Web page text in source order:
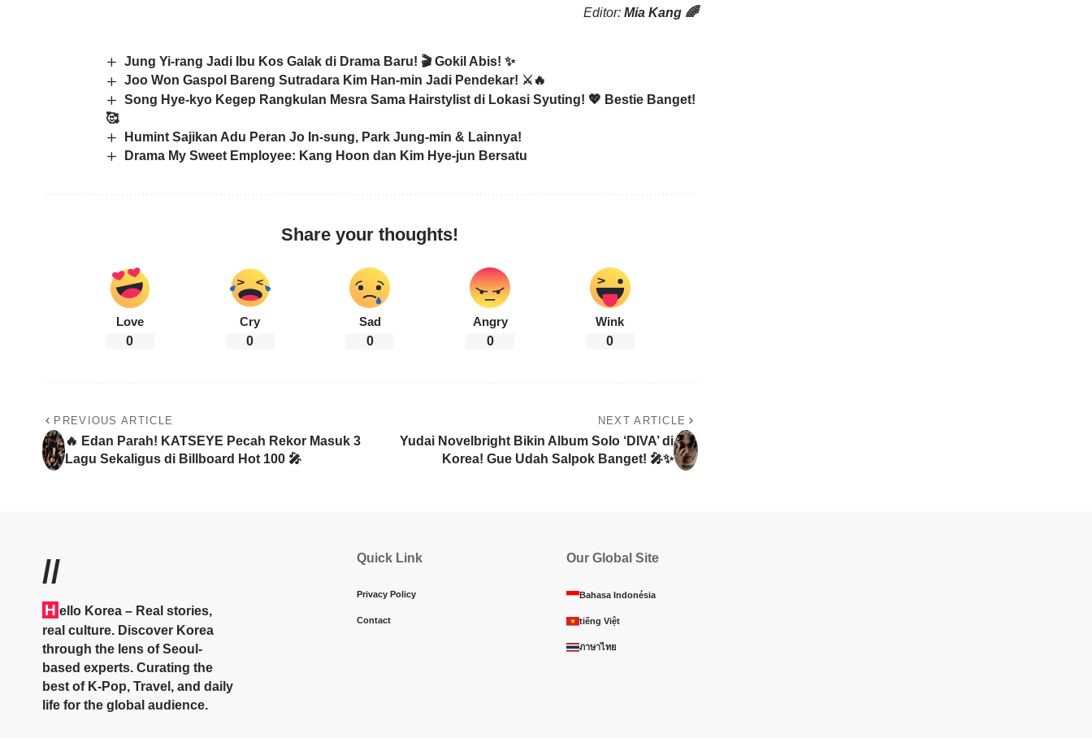
Editor: Mia Kang 🌈
Jung Yi-rang Jadi Ibu Kos Galak di Drama Baru! 🎬 Gokil Abis! ✨
Joo Won Gaspol Bareng Sutradara Kim Han-min Jadi Pendekar! ⚔️🔥
Song Hye-kyo Kegep Rangkulan Mesra Sama Hairstylist di Lokasi Syuting! 💖 Bestie Banget!
🥰
Humint Sajikan Adu Peran Jo In-sung, Park Jung-min & Lainnya!
Drama My Sweet Employee: Kang Hoon dan Kim Hye-jun Bersatu
Share your thoughts!
Love
0
Cry
0
Sad
0
Angry
0
Wink
0
PREVIOUS ARTICLE
🔥 Edan Parah! KATSEYE Pecah Rekor Masuk 3
Lagu Sekaligus di Billboard Hot 100 🎤
NEXT ARTICLE
Yudai Novelbright Bikin Album Solo ‘DIVA’ di
Korea! Gue Udah Salpok Banget! 🎤✨
//
H ello Korea – Real stories,
real culture. Discover Korea
through the lens of Seoul-
based experts. Curating the
best of K-Pop, Travel, and daily
life for the global audience.
Quick Link
Privacy Policy
Contact
Our Global Site
Bahasa Indonésia
tiếng Việt
ภาษาไทย